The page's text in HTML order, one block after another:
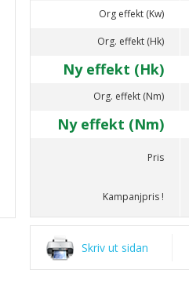
Org effekt (Kw)
Org. effekt (Hk)
Ny effekt (Hk)
Org. effekt (Nm)
Ny effekt (Nm)
Pris
Kampanjpris !
Skriv ut sidan